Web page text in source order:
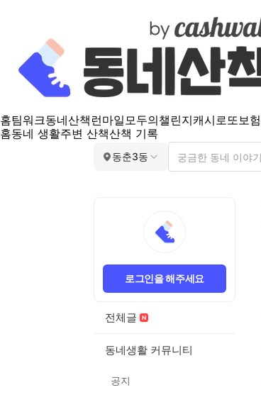
홈팀워크동네산책 런마일모두의챌린지캐시로또보험
홈동네 생활주변 산책산책 기록
동춘3동
로그인을 해주세요
전체글
동네생활 커뮤니티
공지